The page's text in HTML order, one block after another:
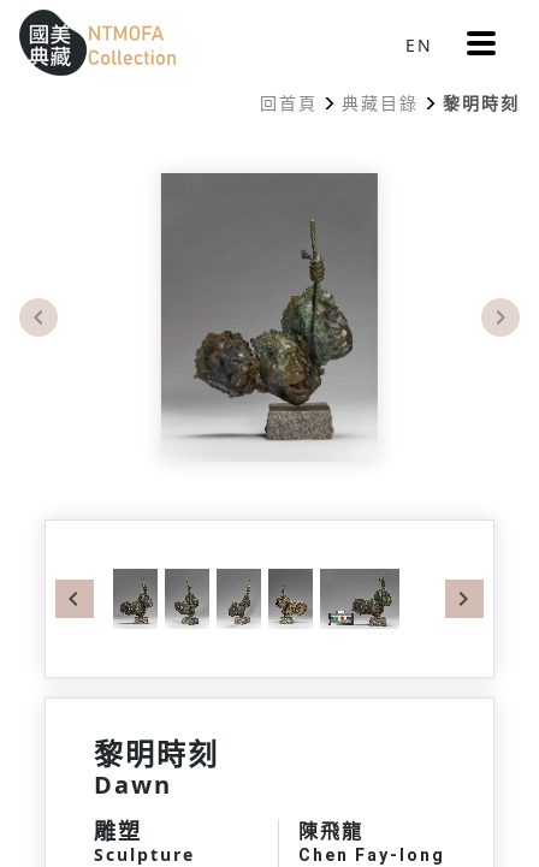
跳到中間主要內容區
網站導覽
::: EN 更
多
單
回首頁 典藏目錄 黎明時刻
Previous
黎明時刻
Dawn
雕塑
Sculpture
陳飛龍
Chen Fay-long